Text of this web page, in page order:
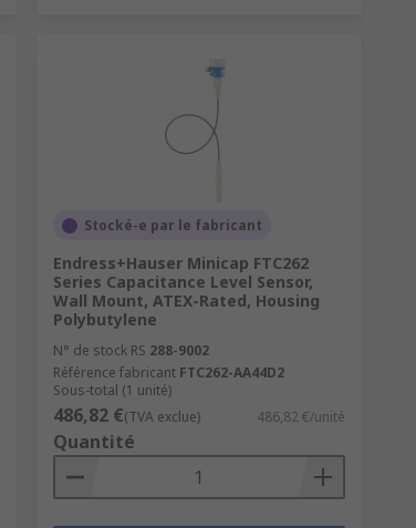
Stocké-e par le fabricant
Endress+Hauser Minicap FTC262
Series Capacitance Level Sensor,
Wall Mount, ATEX-Rated, Housing
Polybutylene
N° de stock RS 288-9002
Référence fabricant FTC262-AA44D2
Sous-total (1 unité)
486,82 €(TVA exclue) 486,82 €/unité
Quantité